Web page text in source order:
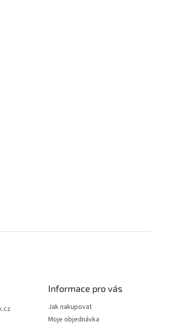
Informace pro vás
Jak nakupovat
Moje objednávka